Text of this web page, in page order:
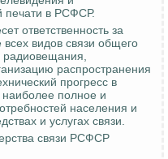
печати в РСФСР.
ответственность за
видов связи общего
радиовещания,
распространения
прогресс в
наиболее полное и
населения и
и услугах связи.
связи РСФСР